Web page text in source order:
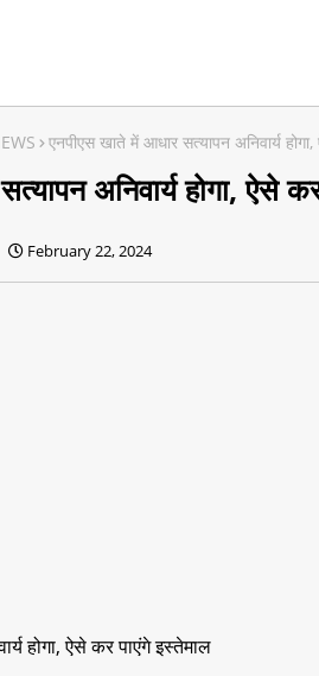
एनपीएस खाते में आधार सत्यापन अनिवार्य
अनिवार्य होगा, ऐसे
February 22, 2024
होगा, ऐसे कर पाएंगे इस्तेमाल